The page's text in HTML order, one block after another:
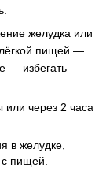
желудка или
пищей —
— избегать
через 2 часа
в желудке,
пищей.